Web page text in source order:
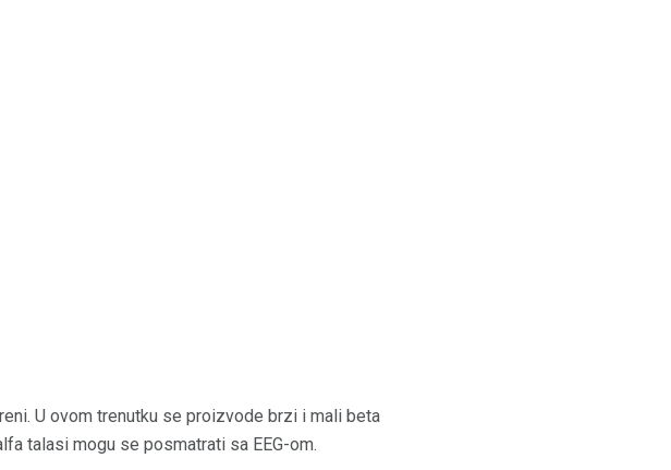
U ovom trenutku se proizvode brzi i mali beta
talasi mogu se posmatrati sa EEG-om.